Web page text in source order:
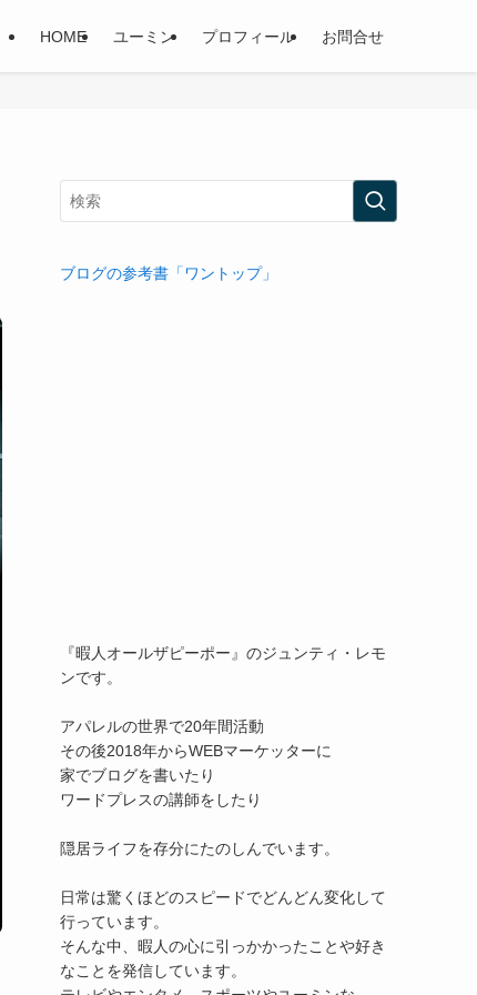
HOME ユーミン プロフィール お問合せ
ブログの参考書「ワントップ」
『暇人オールザピーポー』のジュンティ・レモ
ンです。
アパレルの世界で20年間活動
その後2018年からWEBマーケッターに
家でブログを書いたり
ワードプレスの講師をしたり
隠居ライフを存分にたのしんでいます。
日常は驚くほどのスピードでどんどん変化して
行っています。
そんな中、暇人の心に引っかかったことや好き
なことを発信しています。